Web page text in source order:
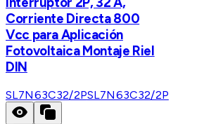
Corriente Directa 800
Vcc para Aplicación
Fotovoltaica Montaje Riel
DIN
SL7N63C32/2PSL7N63C32/2P